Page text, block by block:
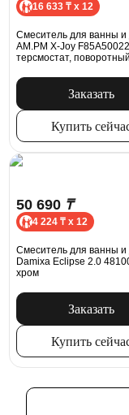
16 633 ₸ x 12
Смеситель для ванны
AM.PM X-Joy F85A50022
терсмостат,
Заказать
Купить
50 690 ₸
4 224 ₸ x 12
Смеситель для ванны
Damixa Eclipse 2.0
хром
Заказать
Купить